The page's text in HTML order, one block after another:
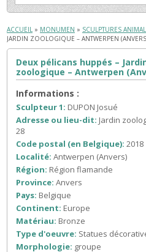
ACCUEIL » MONUMEN » SCULPTURES
JARDIN ZOOLOGIQUE – ANTWERPEN
Deux pélicans huppés –
zoologique – Antwerpen
Informations :
Sculpteur 1: DUPON Josué
Adresse ou lieu-dit: Jardin
28
Code postal (en Belgique): 2018
Localité: Antwerpen (Anvers)
Région: Région flamande
Province: Anvers
Pays: Belgique
Continent: Europe
Matériau: Bronze
Type d'oeuvre: Statues
Morphologie: groupe